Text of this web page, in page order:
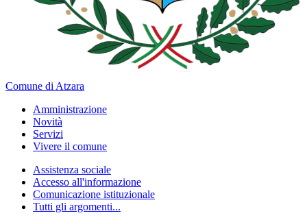
Comune di Atzara
Amministrazione
Novità
Servizi
Vivere il comune
Assistenza sociale
Accesso all'informazione
Comunicazione istituzionale
Tutti gli argomenti...